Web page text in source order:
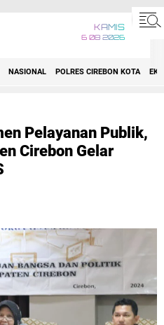
KAMIS
6 08 2026
NASIONAL POLRES CIREBON KOTA
Pelayanan Publik,
Cirebon Gelar